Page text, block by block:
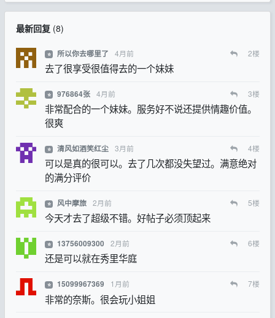
最新回复(8)
⭐ 所以你去哪里了 4月前 2楼
去了很享受很值得去的一个妹妹
⭐ 976864张 4月前 3楼
非常配合的一个妹妹。服务好不说还提供情趣价值。
很爽
⭐ 清风如酒笑红尘 3月前 4楼
可以是真的很可以。去了几次都没失望过。满意绝对
的满分评价
⭐ 风中摩旅 2月前 5楼
今天才去了超级不错。好帖子必须顶起来
⭐ 13756009300 2月前 6楼
还是可以就在秀里华庭
⭐ 15099967369 1月前 7楼
非常的奈斯。很会玩小姐姐